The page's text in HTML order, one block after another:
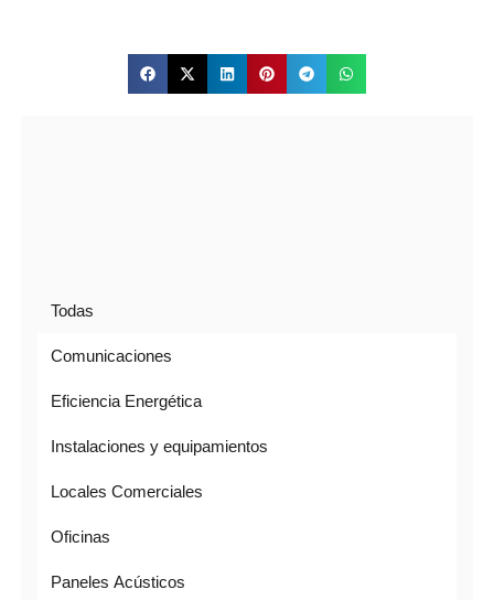
Comunicaciones
Eficiencia Energética
Instalaciones y equipamientos
Locales Comerciales
Oficinas
Paneles Acústicos
Todas